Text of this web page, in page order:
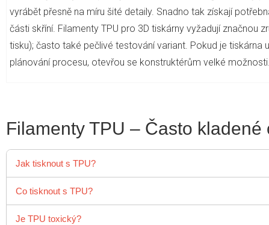
vyrábět přesně na míru šité detaily. Snadno tak získají
části skříní. Filamenty TPU pro 3D tiskárny vyžadují
tisku); často také pečlivé testování variant. Pokud je
plánování procesu, otevřou se konstruktérům velké možnosti.
Filamenty TPU – Často kladené
Jak tisknout s TPU?
TPU je stručně řečeno termoplastický polyuretan, který se
nastavit teplotu trysky v rozmezí přibližně 210 °C až 240
Co tisknout s TPU?
Filamenty TPU se hojně používají mimo jiné v
Je TPU toxický?